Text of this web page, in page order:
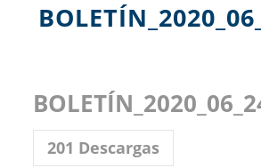
201 Descargas